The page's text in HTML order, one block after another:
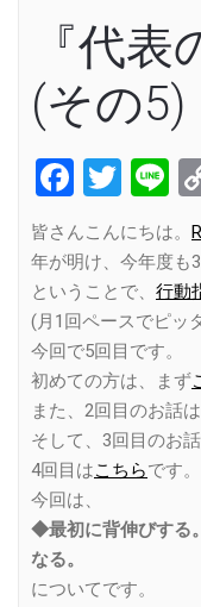
『代表
(その5)
皆さんこんにちは。
年が明け、今年度も
ということで、 行動
(月1回ペースでピッ
今回で5回目です。
初めての方は、まず
また、2回目のお話は
そして、3回目のお
4回目はこちらです。
今回は、
◆最初に背伸びする
なる。
についてです。